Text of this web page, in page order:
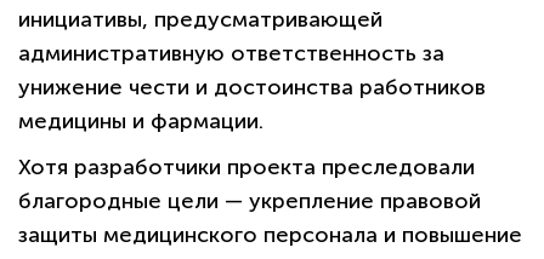
инициативы, предусматривающей
административную ответственность за
унижение чести и достоинства работников
медицины и фармации.
Хотя разработчики проекта преследовали
благородные цели — укрепление правовой
защиты медицинского персонала и повышение